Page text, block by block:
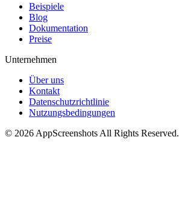
Beispiele
Blog
Dokumentation
Preise
Unternehmen
Über uns
Kontakt
Datenschutzrichtlinie
Nutzungsbedingungen
© 2026 AppScreenshots All Rights Reserved.